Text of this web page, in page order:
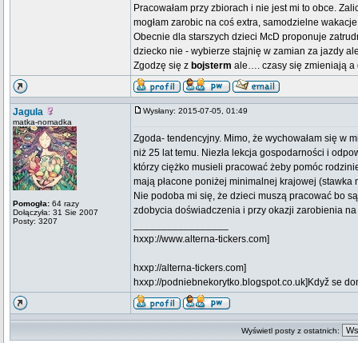
Pracowałam przy zbiorach i nie jest mi to obce.
mogłam zarobic na coś extra, samodzielne
Obecnie dla starszych dzieci McD proponuje
dziecko nie - wybierze stajnię w zamian za jazdy
Zgodzę się z bojsterm ale…. czasy się zmieniają a
Jagula
matka-nomadka
Pomogła: 64 razy
Dołączyła: 31 Sie 2007
Posty: 3207
Wysłany: 2015-07-05, 01:49
Zgoda- tendencyjny. Mimo, że wychowałam się w
niż 25 lat temu. Niezła lekcja gospodarności i
którzy ciężko musieli pracować żeby pomóc
mają płacone poniżej minimalnej krajowej
Nie podoba mi się, że dzieci muszą pracować bo
zdobycia doświadczenia i przy okazji zarobienia
hxxp://www.alterna-tickers.com]
hxxp://alterna-tickers.com]
hxxp://podniebnekorytko.blogspot.co.uk]Když se
Wyświetl posty z ostatnich: